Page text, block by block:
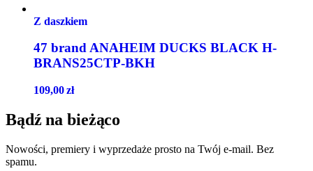
Z daszkiem
47 brand ANAHEIM DUCKS BLACK H-
BRANS25CTP-BKH
109,00zł
Bądź na bieżąco
Nowości, premiery i wyprzedaże prosto na Twój e-mail. Bez
spamu.